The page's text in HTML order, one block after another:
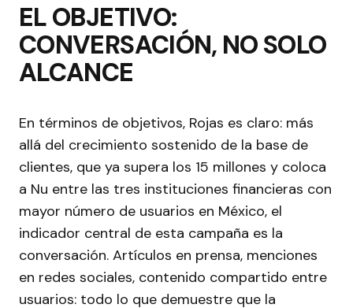
EL OBJETIVO:
CONVERSACIÓN, NO SOLO
ALCANCE
En términos de objetivos, Rojas es claro: más
allá del crecimiento sostenido de la base de
clientes, que ya supera los 15 millones y coloca
a Nu entre las tres instituciones financieras con
mayor número de usuarios en México, el
indicador central de esta campaña es la
conversación. Artículos en prensa, menciones
en redes sociales, contenido compartido entre
usuarios: todo lo que demuestre que la